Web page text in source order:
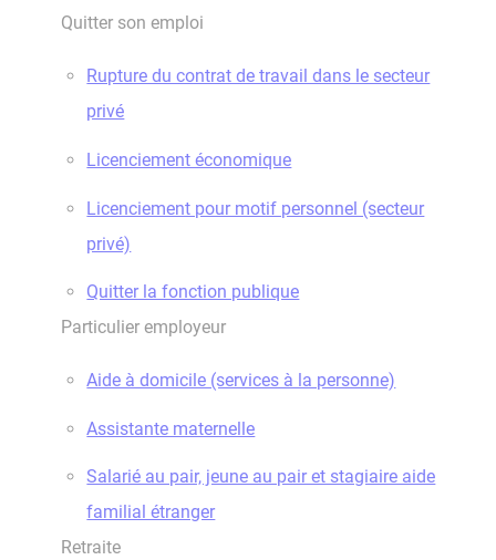
Quitter son emploi
Rupture du contrat de travail dans le secteur
privé
Licenciement économique
Licenciement pour motif personnel (secteur
privé)
Quitter la fonction publique
Particulier employeur
Aide à domicile (services à la personne)
Assistante maternelle
Salarié au pair, jeune au pair et stagiaire aide
familial étranger
Retraite